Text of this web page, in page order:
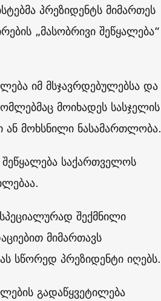
პრეზიდენტს მიმართეს
„მასობრივი შეწყალება“
იმ მსჯავრდებულებსა და
მოიხადეს სასჯელის
მოხსნილი ნასამართლობა.
საქართველოს
შექმნილი
მიმართავს
სწორედ პრეზიდენტი იღებს.
გადაწყვეტილება